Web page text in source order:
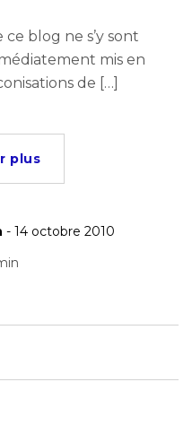
blog ne s’y sont
mis en
de […]
plus
- 14 octobre 2010